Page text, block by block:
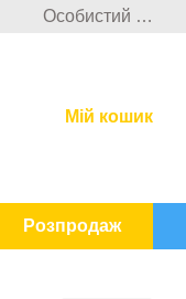
Особистий кабінет
Мій кошик
Розпродаж